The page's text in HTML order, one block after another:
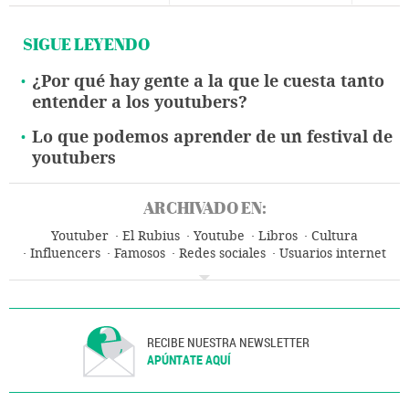
SIGUE LEYENDO
¿Por qué hay gente a la que le cuesta tanto
entender a los youtubers?
Lo que podemos aprender de un festival de
youtubers
ARCHIVADO EN:
Youtuber El Rubius Youtube Libros
Cultura
Influencers
Famosos Redes sociales
Usuarios internet
RECIBE NUESTRA NEWSLETTER
APÚNTATE AQUÍ